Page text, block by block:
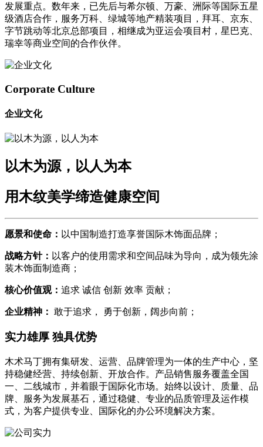
发展重点。数年来，已先后与希尔顿、万豪、洲际等国际五星
级酒店合作，服务万科、绿城等地产精装项目，拜耳、京东、
字节跳动等北京总部项目，相继成为亚运会项目村，星巴克、
瑞幸等商业空间的合作伙伴。
Corporate Culture
企业文化
以木为源，以人为本
用木纹美学缔造健康空间
愿景和使命： 以中国制造打造享誉国际木饰面品牌；
战略方针： 以客户的使用需求和空间品味为导向，成为领先涂
装木饰面制造商；
核心价值观： 追求 诚信 创新 效率 贡献；
企业精神： 敢于追求， 勇于创新，阔步向前；
实力雄厚 独具优势
木术马丁拥有集研发、运营、品牌管理为一体的生产中心，坚
持稳健经营、持续创新、开放合作。产品销售服务覆盖全国
一、二线城市，并着眼于国际化市场。始终以设计、质量、品
牌、服务为发展基石，通过稳健、专业的品质管理及运作模
式，为客户提供专业、国际化的办公环境解决方案。